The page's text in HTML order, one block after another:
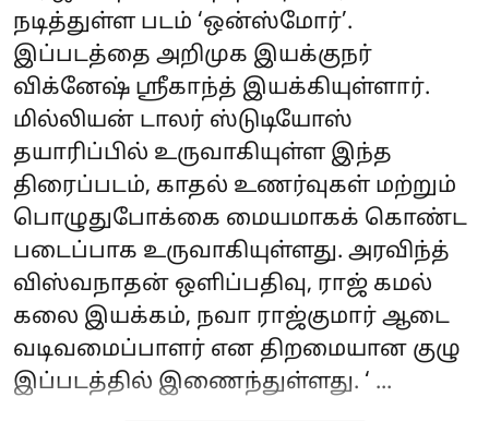
நடித்துள்ள படம் ‘ஒன்ஸ்மோர்’.
இப்படத்தை அறிமுக இயக்குநர்
விக்னேஷ் ஸ்ரீகாந்த் இயக்கியுள்ளார்.
மில்லியன் டாலர் ஸ்டுடியோஸ்
தயாரிப்பில் உருவாகியுள்ள இந்த
திரைப்படம், காதல் உணர்வுகள் மற்றும்
பொழுதுபோக்கை மையமாகக் கொண்ட
படைப்பாக உருவாகியுள்ளது. அரவிந்த்
விஸ்வநாதன் ஒளிப்பதிவு, ராஜ் கமல்
கலை இயக்கம், நவா ராஜ்குமார் ஆடை
வடிவமைப்பாளர் என திறமையான குழு
இப்படத்தில் இணைந்துள்ளது. ‘ ...